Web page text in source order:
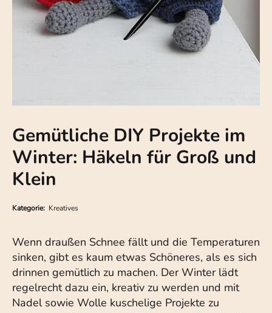
Gemütliche DIY Projekte im
Winter: Häkeln für Groß und
Klein
Kategorie: Kreatives
Wenn draußen Schnee fällt und die Temperaturen
sinken, gibt es kaum etwas Schöneres, als es sich
drinnen gemütlich zu machen. Der Winter lädt
regelrecht dazu ein, kreativ zu werden und mit
Nadel sowie Wolle kuschelige Projekte zu